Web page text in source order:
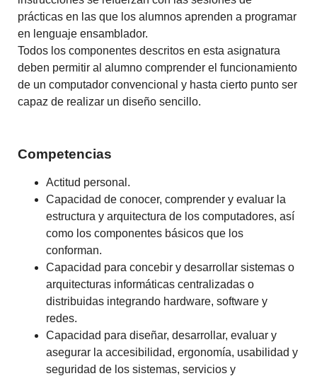
prácticas en las que los alumnos aprenden a programar
en lenguaje ensamblador.
Todos los componentes descritos en esta asignatura
deben permitir al alumno comprender el funcionamiento
de un computador convencional y hasta cierto punto ser
capaz de realizar un diseño sencillo.
Competencias
Actitud personal.
Capacidad de conocer, comprender y evaluar la
estructura y arquitectura de los computadores, así
como los componentes básicos que los
conforman.
Capacidad para concebir y desarrollar sistemas o
arquitecturas informáticas centralizadas o
distribuidas integrando hardware, software y
redes.
Capacidad para diseñar, desarrollar, evaluar y
asegurar la accesibilidad, ergonomía, usabilidad y
seguridad de los sistemas, servicios y